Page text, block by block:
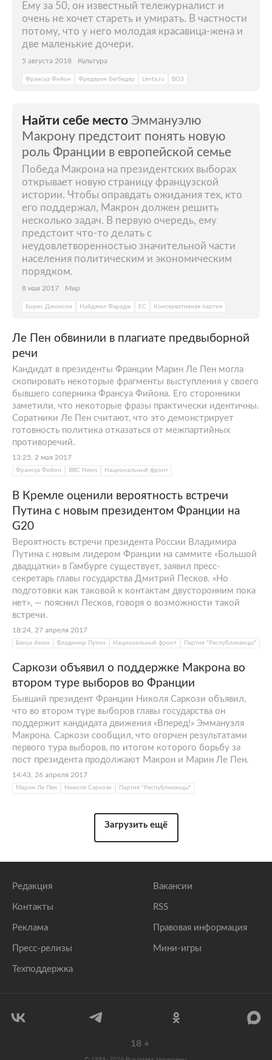
Ему за 50, он известный тележурналист и
очень не хочет стареть и умирать. В частности
потому, что у него молодая красавица-жена и
две маленькие дочери.
5 августа 2018 Культура
Франсуа Фийон Фредерик Бегбедер Lenta.ru ВОЗ
Найти себе место Эммануэлю
Макрону предстоит понять новую
роль Франции в европейской семье
Победа Макрона на президентских выборах
открывает новую страницу французской
истории. Чтобы оправдать ожидания тех, кто
его поддержал, Макрон должен решить
несколько задач. В первую очередь, ему
предстоит что-то делать с
неудовлетворенностью значительной части
населения политическим и экономическим
порядком.
8 мая 2017 Мир
Борис Джонсон Найджел Фарадж ЕС Консервативная партия
Ле Пен обвинили в плагиате предвыборной
речи
Кандидат в президенты Франции Марин Ле Пен могла
скопировать некоторые фрагменты выступления у своего
бывшего соперника Франсуа Фийона. Его сторонники
заметили, что некоторые фразы практически идентичны.
Соратники Ле Пен считают, что это демонстрирует
готовность политика отказаться от межпартийных
противоречий.
13:25, 2 мая 2017
Франсуа Фийон BBC News Национальный фронт
В Кремле оценили вероятность встречи
Путина с новым президентом Франции на
G20
Вероятность встречи президента России Владимира
Путина с новым лидером Франции на саммите «Большой
двадцатки» в Гамбурге существует, заявил пресс-
секретарь главы государства Дмитрий Песков. «Но
подготовки как таковой к контактам двусторонним пока
нет», — пояснил Песков, говоря о возможности такой
встречи.
18:24, 27 апреля 2017
Бенуа Амон Владимир Путин Национальный фронт Партия "Республиканцы"
Саркози объявил о поддержке Макрона во
втором туре выборов во Франции
Бывший президент Франции Николя Саркози объявил,
что во втором туре выборов главы государства он
поддержит кандидата движения «Вперед!» Эммануэля
Макрона. Саркози сообщил, что огорчен результатами
первого тура выборов, по итогом которого борьбу за
пост президента продолжают Макрон и Марин Ле Пен.
14:43, 26 апреля 2017
Марин Ле Пен Николя Саркози Партия "Республиканцы"
Загрузить ещё
Редакция
Контакты
Реклама
Пресс-релизы
Техподдержка
Вакансии
RSS
Правовая информация
Мини-игры
18 +